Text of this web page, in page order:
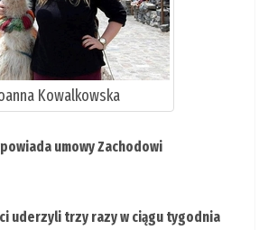
Kowalkowska
umowy Zachodowi
uderzyli trzy razy w ciągu tygodnia